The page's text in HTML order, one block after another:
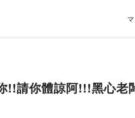
!!請你體諒阿!!!黑心老